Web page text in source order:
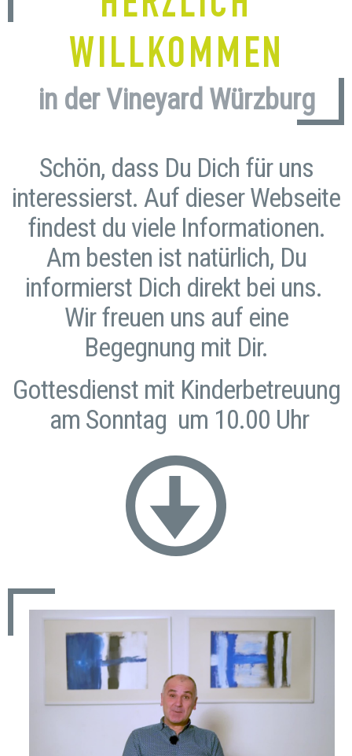
WILLKOMMEN
in der Vineyard Würzburg
Schön, dass Du Dich für uns
interessierst. Auf dieser Webseite
findest du viele Informationen.
Am besten ist natürlich, Du
informierst Dich direkt bei uns.
Wir freuen uns auf eine
Begegnung mit Dir.
Gottesdienst mit Kinderbetreuung
am Sonntag um 10.00 Uhr